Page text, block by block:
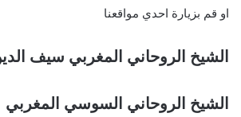
او قم بزيارة احدي مواقعنا
الشيخ الروحاني المغربي سيف
الشيخ الروحاني السوسي المغربي